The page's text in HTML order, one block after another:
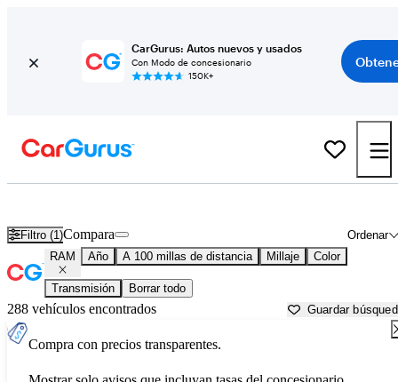
CarGurus: Autos nuevos y usados
Con Modo de concesionario
150K+
Filtro (1) Ordenar
Compara
RAM Año A 100 millas de distancia Millaje Color
Transmisión Borrar todo
288 vehículos encontrados Guardar
Compra con precios transparentes.